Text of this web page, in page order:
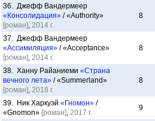
36. Джефф Вандермеер
«Консолидация» / «Authority»
[роман], 2014 г.
8
37. Джефф Вандермеер
«Ассимиляция» / «Acceptance»
[роман], 2014 г.
8
38. Ханну Райаниеми «Страна
вечного лета» / «Summerland»
[роман], 2018 г.
8
39. Ник Харкуэй «Гномон» /
«Gnomon» [роман], 2017 г.
9